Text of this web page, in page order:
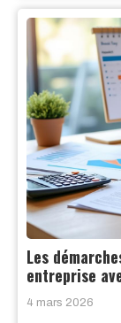
Les
entreprise
4 mars 2026